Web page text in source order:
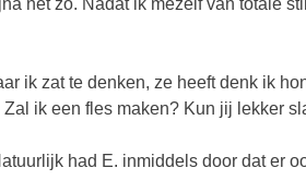
net zo. Nadat ik mezelf van totale
ik zat te denken, ze heeft denk ik
ik een fles maken? Kun jij lekker
had E. inmiddels door dat er